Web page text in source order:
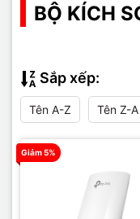
BỘ KÍCH
Sắp xếp:
Tên A-Z Tên Z-A
Giảm 5%